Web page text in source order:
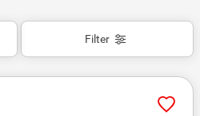
Filter